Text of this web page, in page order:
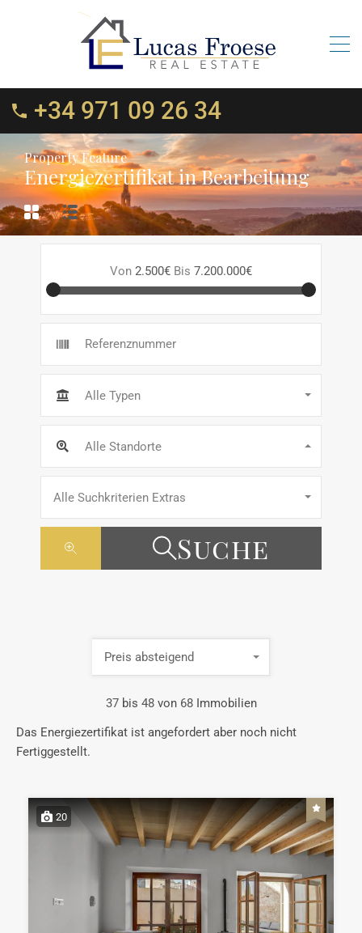
+34 971 09 26 34
Property Feature
Energiezertifikat in Bearbeitung
Von 2.500€ Bis 7.200.000€
Alle Typen
Alle Standorte
Alle Suchkriterien Extras
Suche
37 bis 48 von 68 Immobilien
Preis absteigend
Das Energiezertifikat ist angefordert aber noch nicht
Fertiggestellt.
20